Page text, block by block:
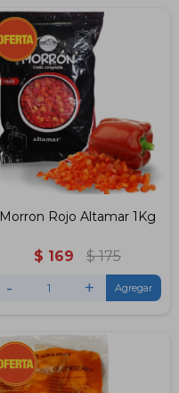
Morron Rojo Altamar 1Kg
$ 169 $ 175
- +